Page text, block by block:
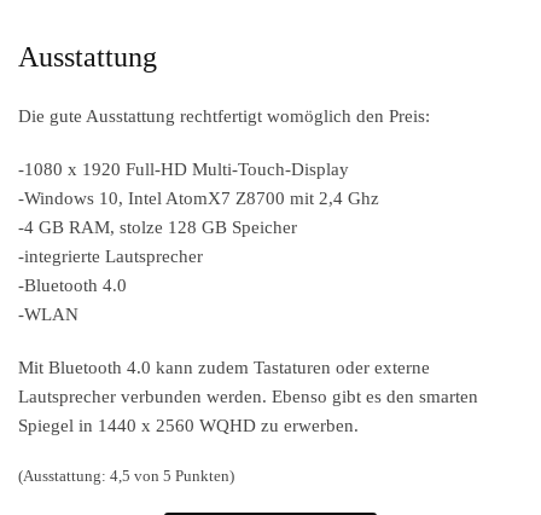
Ausstattung
Die gute Ausstattung rechtfertigt womöglich den Preis:
-1080 x 1920 Full-HD Multi-Touch-Display
-Windows 10, Intel AtomX7 Z8700 mit 2,4 Ghz
-4 GB RAM, stolze 128 GB Speicher
-integrierte Lautsprecher
-Bluetooth 4.0
-WLAN
Mit Bluetooth 4.0 kann zudem Tastaturen oder externe
Lautsprecher verbunden werden. Ebenso gibt es den smarten
Spiegel in 1440 x 2560 WQHD zu erwerben.
(Ausstattung: 4,5 von 5 Punkten)